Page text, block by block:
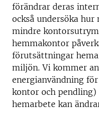
förändrar deras
också undersöka
mindre
hemmakontor
förutsättningar
miljön. Vi kommer
energianvändning
kontor och
hemarbete kan